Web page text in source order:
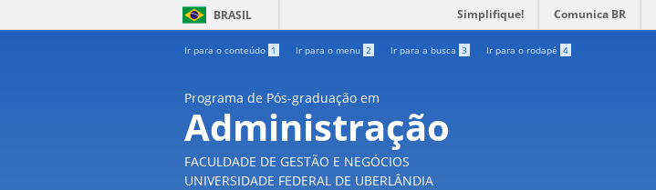
BRASIL Simplifique! Comunica BR
Ir para o conteúdo 1 Ir para o menu 2 Ir para a busca 3 Ir para o rodapé 4
Programa de Pós-graduação em
Administração
FACULDADE DE GESTÃO E NEGÓCIOS
UNIVERSIDADE FEDERAL DE UBERLÂNDIA